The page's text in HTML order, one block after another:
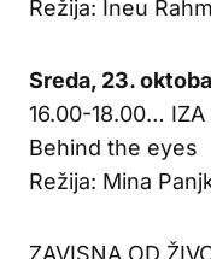
Režija: Ineu
Sreda, 23.
16.00-18.00…
Behind the eyes
Režija: Mina
ZAVISNA OD